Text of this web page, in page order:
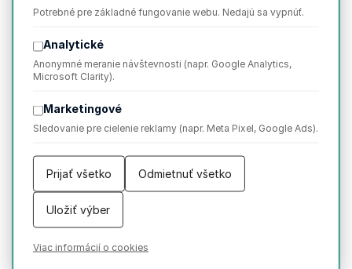
Program približuje Gruskovu osobnosť a jeho tvorivý
bude mať po desaťročiach jedinečnú príležitosť znovu
zažiť ikonické výjavy, ktoré sa stali symbolom jeho tvorby.
Na javisko sa vracajú Ornamentníky – ženy a muži v
autentických krojoch nesúci v rukách vyšívané plátna, živé
nositeľky ornamentu ako výrazu pamäti krajiny. Spolu s
svadobných krojoch, ktoré v jednoduchosti a dôstojnosti
nesú silu tradície.
výnimočným momentom festivalovej histórie. Je to návrat
Potrebné pre základné fungovanie webu. Nedajú sa vypnúť.
Analytické
Anonymné meranie návštevnosti (napr. Google Analytics,
Microsoft Clarity).
Marketingové
Sledovanie pre cielenie reklamy (napr. Meta Pixel, Google Ads).
Prijať všetko Odmietnuť všetko
Uložiť výber
Viac informácií o cookies